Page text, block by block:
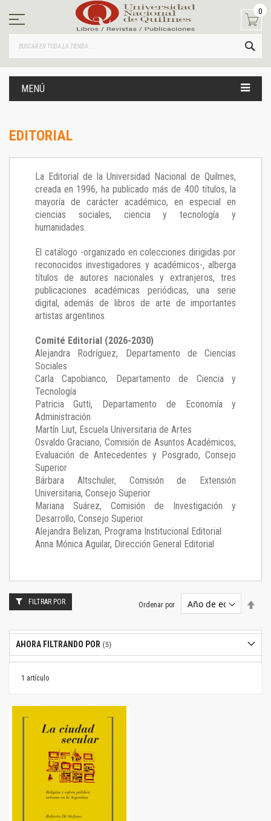
contenido
0
MENÚ
EDITORIAL
La Editorial de la Universidad Nacional de Quilmes,
creada en 1996, ha publicado más de 400 títulos, la
mayoría de carácter académico, en especial en
ciencias sociales, ciencia y tecnología y
humanidades.
El catálogo -organizado en colecciones dirigidas por
reconocidos investigadores y académicos-, alberga
títulos de autores nacionales y extranjeros, tres
publicaciones académicas periódicas, una serie
digital, además de libros de arte de importantes
artistas argentinos.
Comité Editorial (2026-2030)
Alejandra Rodríguez, Departamento de Ciencias
Sociales
Carla Capobianco, Departamento de Ciencia y
Tecnología
Patricia Gutti, Departamento de Economía y
Administración
Martín Liut, Escuela Universitaria de Artes
Osvaldo Graciano, Comisión de Asuntos Académicos,
Evaluación de Antecedentes y Posgrado, Consejo
Superior
Bárbara Altschuler, Comisión de Extensión
Universitaria, Consejo Superior
Mariana Suárez, Comisión de Investigación y
Desarrollo, Consejo Superior
Alejandra Belizan, Programa Institucional Editorial
Anna Mónica Aguilar, Dirección General Editorial
1 artículo
Ordenar por
FILTRAR POR
AHORA FILTRANDO POR